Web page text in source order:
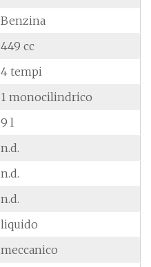
Benzina
449 cc
4 tempi
1 monocilindrico
9 l
n.d.
n.d.
n.d.
liquido
meccanico